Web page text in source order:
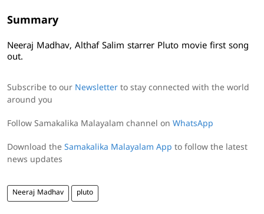
Summary
Neeraj Madhav, Althaf Salim starrer Pluto movie first song
out.
Subscribe to our Newsletter to stay connected with the world
around you
Follow Samakalika Malayalam channel on WhatsApp
Download the Samakalika Malayalam App to follow the latest
news updates
Neeraj Madhav pluto